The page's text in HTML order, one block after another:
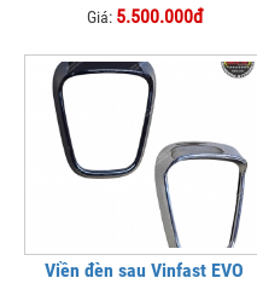
Giá: 5.500.000đ
Viền đèn sau Vinfast EVO